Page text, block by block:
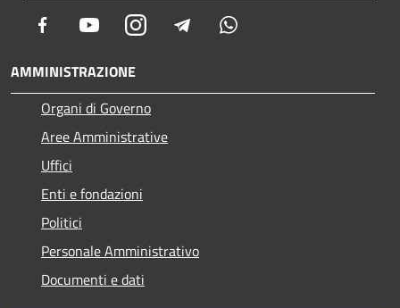
Facebook YoutubeInstagram Telegram
AMMINISTRAZIONE
Organi di Governo
Aree Amministrative
Uffici
Enti e fondazioni
Politici
Personale Amministrativo
Documenti e dati